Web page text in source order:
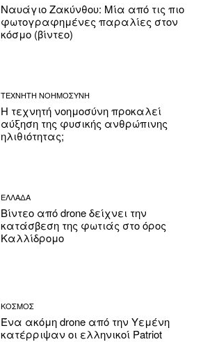
Ναυάγιο Ζακύνθου: Μία από τις πιο
φωτογραφημένες παραλίες στον
κόσμο (βίντεο)
ΤΕΧΝΗΤΗ ΝΟΗΜΟΣΥΝΗ
Η τεχνητή νοημοσύνη προκαλεί
αύξηση της φυσικής ανθρώπινης
ηλιθιότητας;
ΕΛΛΑΔΑ
Βίντεο από drone δείχνει την
κατάσβεση της φωτιάς στο όρος
Καλλίδρομο
ΚΟΣΜΟΣ
Ένα ακόμη drone από την Υεμένη
κατέρριψαν οι ελληνικοί Patriot